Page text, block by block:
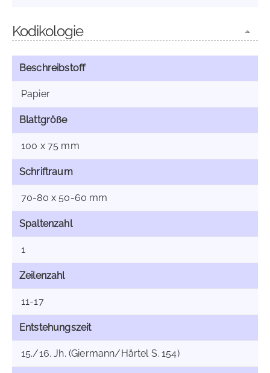
Kodikologie
Beschreibstoff
Papier
Blattgröße
100 x 75 mm
Schriftraum
70-80 x 50-60 mm
Spaltenzahl
1
Zeilenzahl
11-17
Entstehungszeit
15./16. Jh. (Giermann/Härtel S. 154)